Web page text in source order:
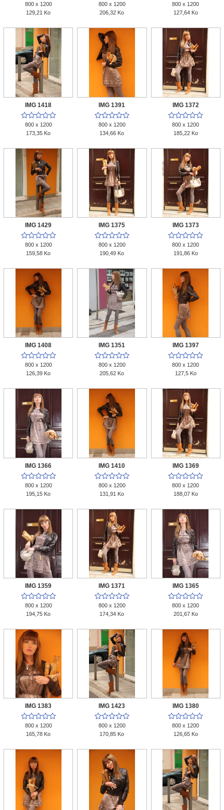
800 x 1200
129,21 Ko
800 x 1200
206,32 Ko
800 x 1200
127,64 Ko
IMG 1418

800 x 1200
173,35 Ko
IMG 1391

800 x 1200
134,66 Ko
IMG 1372

800 x 1200
185,22 Ko
IMG 1429

800 x 1200
159,58 Ko
IMG 1375

800 x 1200
190,49 Ko
IMG 1373

800 x 1200
191,86 Ko
IMG 1408

800 x 1200
126,39 Ko
IMG 1351

800 x 1200
205,62 Ko
IMG 1397

800 x 1200
127,5 Ko
IMG 1366

800 x 1200
195,15 Ko
IMG 1410

800 x 1200
131,91 Ko
IMG 1369

800 x 1200
188,07 Ko
IMG 1359

800 x 1200
194,75 Ko
IMG 1371

800 x 1200
174,34 Ko
IMG 1365

800 x 1200
201,67 Ko
IMG 1383

800 x 1200
165,78 Ko
IMG 1423

800 x 1200
170,85 Ko
IMG 1380

800 x 1200
126,65 Ko